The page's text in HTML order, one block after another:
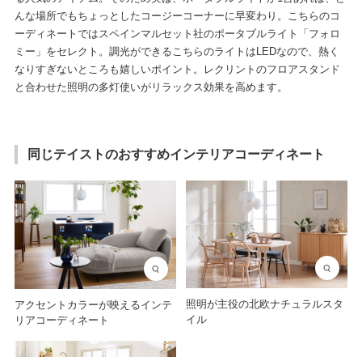
んな場所でもちょっとしたコージーコーナーに早変わり。こちらのコ
ーディネートではスペインマルセット社のポータブルライト「フォロ
ミー」をセレクト。調光ができるこちらのライトはLEDなので、熱く
なりすぎないところも嬉しいポイント。レクリントのフロアスタンド
と合わせた照明の多灯使いがリラックス効果を高めます。
同じテイストのおすすめインテリアコーディネート
アクセントカラーが映えるインテ
リアコーディネート
照明が主役の北欧ナチュラルスタ
イル